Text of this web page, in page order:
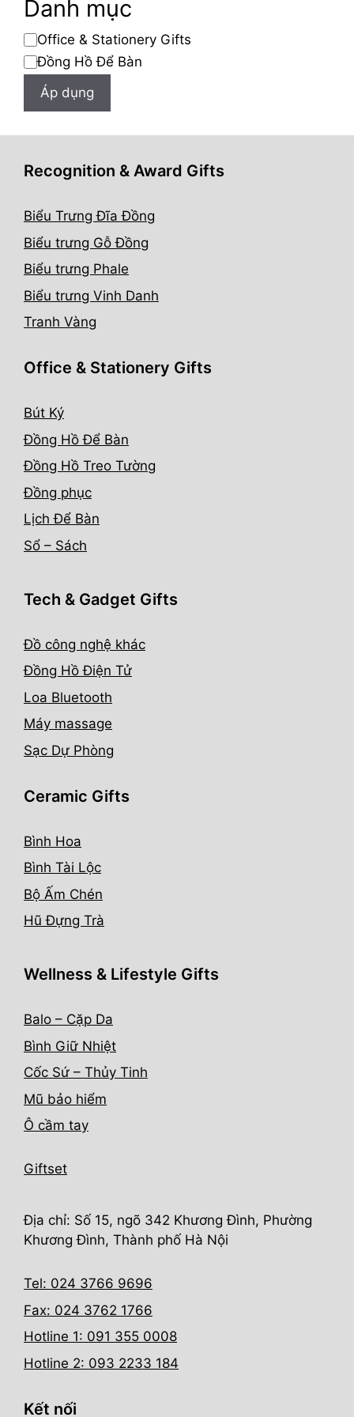
Danh mục
Danh
mục
Office & Stationery Gifts
Đồng Hồ Để Bàn
Áp dụng
Recognition & Award Gifts
Biểu Trưng Đĩa Đồng
Biểu trưng Gỗ Đồng
Biểu trưng Phale
Biểu trưng Vinh Danh
Tranh Vàng
Office & Stationery Gifts
Bút Ký
Đồng Hồ Để Bàn
Đồng Hồ Treo Tường
Đồng phục
Lịch Để Bàn
Sổ – Sách
Tech & Gadget Gifts
Đồ công nghệ khác
Đồng Hồ Điện Tử
Loa Bluetooth
Máy massage
Sạc Dự Phòng
Ceramic Gifts
Bình Hoa
Bình Tài Lộc
Bộ Ấm Chén
Hũ Đựng Trà
Wellness & Lifestyle Gifts
Balo – Cặp Da
Bình Giữ Nhiệt
Cốc Sứ – Thủy Tinh
Mũ bảo hiểm
Ô cầm tay
Giftset
Địa chỉ: Số 15, ngõ 342 Khương Đình, Phường
Khương Đình, Thành phố Hà Nội
Tel: 024 3766 9696
Fax: 024 3762 1766
Hotline 1: 091 355 0008
Hotline 2: 093 2233 184
Kết nối